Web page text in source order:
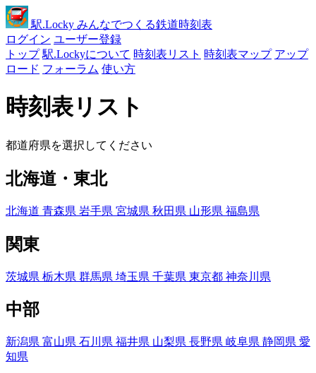
駅.Locky みんなでつくる鉄道時刻表
ログイン ユーザー登録
トップ 駅.Lockyについて 時刻表リスト 時刻表マップ アップ
ロード フォーラム 使い方
時刻表リスト
都道府県を選択してください
北海道・東北
北海道 青森県 岩手県 宮城県 秋田県 山形県 福島県
関東
茨城県 栃木県 群馬県 埼玉県 千葉県 東京都 神奈川県
中部
新潟県 富山県 石川県 福井県 山梨県 長野県 岐阜県 静岡県 愛
知県